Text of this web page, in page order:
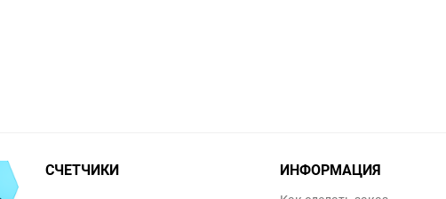
СЧЕТЧИКИ ИНФОРМАЦИЯ